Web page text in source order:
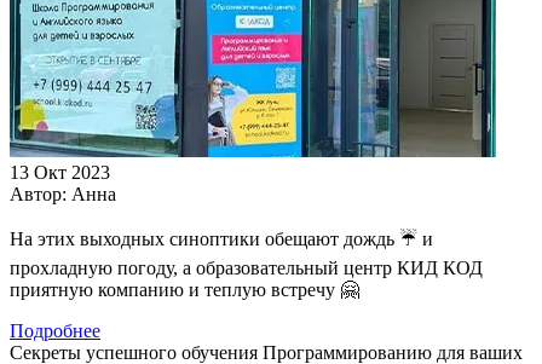
13 Окт 2023
Автор: Анна
На этих выходных синоптики обещают дождь ☔️ и
прохладную погоду, а образовательный центр КИД КОД
приятную компанию и теплую встречу 🤗
Подробнее
Секреты успешного обучения Программированию для ваших